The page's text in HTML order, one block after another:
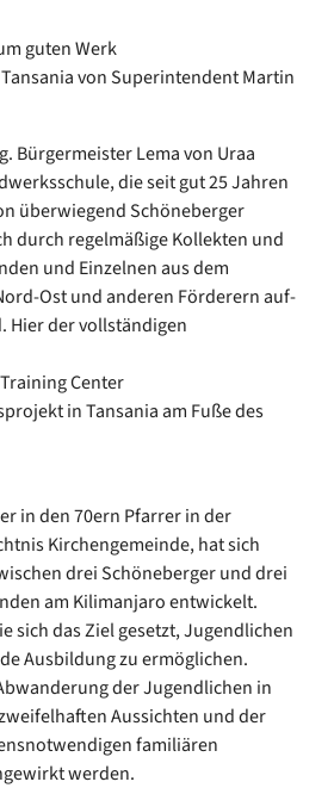
guten Werk
von Superintendent Martin
Bürgermeister Lema von Uraa
die seit gut 25 Jahren
überwiegend Schöneberger
durch regelmäßige Kollekten und
und Einzelnen aus dem
Ost und anderen Förderern auf-
Hier der vollständigen
Center
in Tansania am Fuße des
in den 70ern Pfarrer in der
Kirchengemeinde, hat sich
drei Schöneberger und drei
am Kilimanjaro entwickelt.
sich das Ziel gesetzt, Jugendlichen
Ausbildung zu ermöglichen.
der Jugendlichen in
Aussichten und der
familiären
werden.